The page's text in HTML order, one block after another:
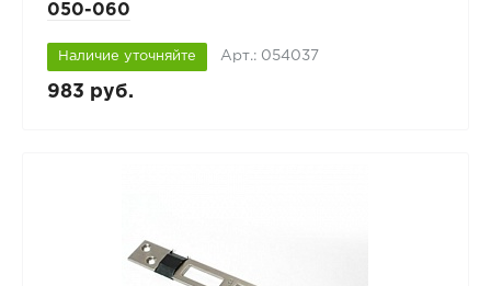
050-060
Наличие уточняйте Арт.: 054037
983 руб.